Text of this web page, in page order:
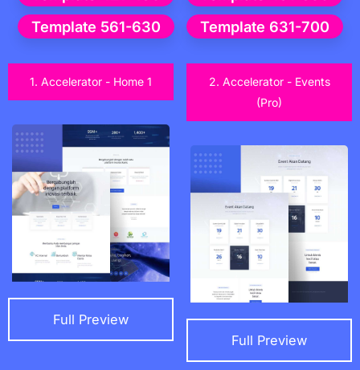
Template 561-630
Template 631-700
1. Accelerator - Home 1
Full Preview
2. Accelerator - Events
(Pro)
Full Preview